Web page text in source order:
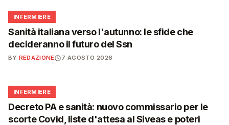
🩺
INFERMIERE
Sanità italiana verso l'autunno: le sfide che
decideranno il futuro del Ssn
BY REDAZIONE 7 AGOSTO 2026
🩺
INFERMIERE
Decreto PA e sanità: nuovo commissario per le
scorte Covid, liste d'attesa al Siveas e poteri